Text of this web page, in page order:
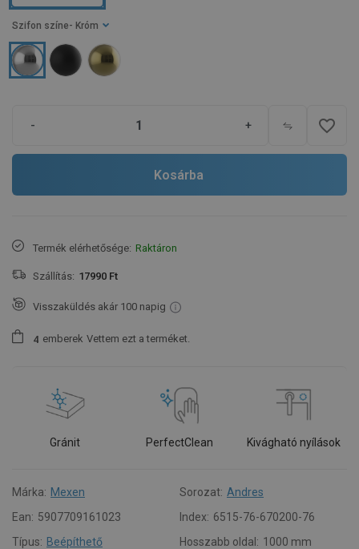
Szifon színe - Króm
- + favorite_border
Kosárba
Termék elérhetősége: Raktáron
Szállítás: 17990 Ft
Visszaküldés akár 100 napig
4 emberek Vettem ezt a terméket.
Gránit PerfectClean Kivágható nyílások
Márka: Mexen Sorozat: Andres
Ean: 5907709161023 Index: 6515-76-670200-76
Típus: Beépíthető Hosszabb oldal: 1000 mm